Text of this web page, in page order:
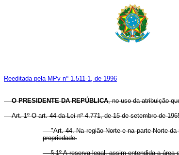
Reeditada pela MPv nº 1.511-1, de 1996
O PRESIDENTE DA REPÚBLICA, no uso da atribuição
Art. 1º O art. 44 da Lei nº 4.771, de 15 de setembro de
"Art. 44. Na região Norte e na parte Norte da
propriedade.
§ 1º A reserva legal, assim entendida a área